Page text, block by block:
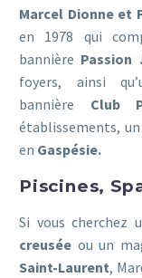
Marcel Dionne et
en 1978 qui
bannière Passion
foyers, ainsi
bannière Club
établissements,
en Gaspésie.
Piscines,
Si vous cherchez
creusée ou un
Saint-Laurent,